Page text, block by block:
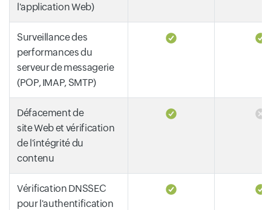
l'application Web)
Surveillance des
performances du
serveur de messagerie
(POP, IMAP, SMTP)
Défacement de
site Web et vérification
de l'intégrité du
contenu
Vérification DNSSEC
pour l'authentification